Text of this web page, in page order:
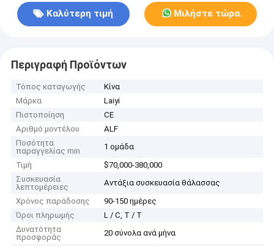
Καλύτερη τιμή Μιλήστε τώρα.
Περιγραφή Προϊόντων
Τόπος καταγωγής
Κίνα
Μάρκα
Laiyi
Πιστοποίηση
CE
Αριθμό μοντέλου
ALF
Ποσότητα
παραγγελίας min
1 ομάδα
Τιμή
$70,000-380,000
Συσκευασία
λεπτομέρειες
Αντάξια συσκευασία θάλασσας
Χρόνος παράδοσης
90-150 ημέρες
Όροι πληρωμής
L / C, T / T
Δυνατότητα
προσφοράς
20 σύνολα ανά μήνα